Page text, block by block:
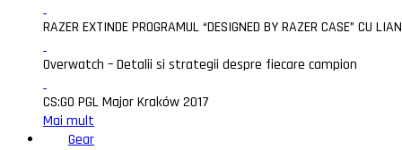
RAZER EXTINDE PROGRAMUL “DESIGNED BY RAZER CASE” CU
Overwatch – Detalii si strategii despre fiecare campion
CS:GO PGL Major Kraków 2017
Mai mult
Gear